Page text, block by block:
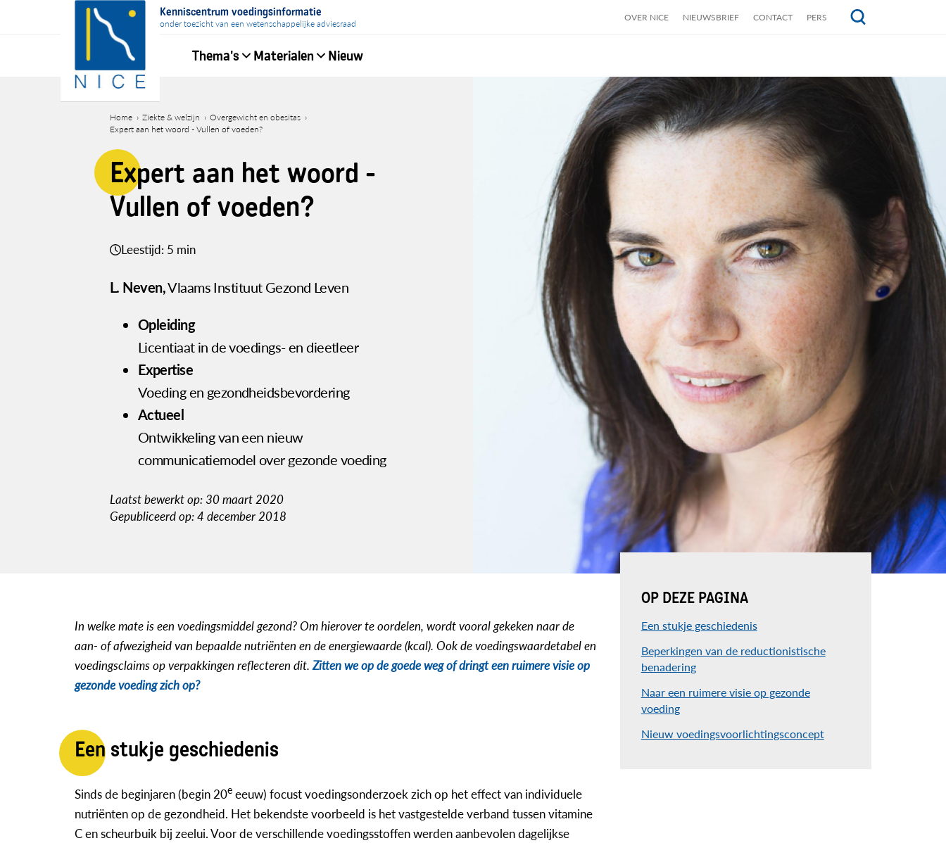
Kenniscentrum voedingsinformatie
onder toezicht van een wetenschappelijke adviesraad
OVER NICE NIEUWSBRIEF CONTACT PERS
Thema's Materialen Nieuw
Kruimelpad
Home Ziekte & welzijn
Overgewicht en obesitas
Expert aan het woord - Vullen of voeden?
Expert aan het woord -
Vullen of voeden?
Leestijd: 5 min
L. Neven,Vlaams Instituut Gezond Leven
Opleiding
Licentiaat in de voedings- en dieetleer
Expertise
Voeding en gezondheidsbevordering
Actueel
Ontwikkeling van een nieuw
communicatiemodel over gezonde voeding
Laatst bewerkt op: 30 maart 2020
Gepubliceerd op: 4 december 2018
In welke mate is een voedingsmiddel gezond? Om hierover te oordelen, wordt vooral gekeken naar de
aan- of afwezigheid van bepaalde nutriënten en de energiewaarde (kcal). Ook de voedingswaardetabel en
voedingsclaims op verpakkingen reflecteren dit.Zitten we op de goede weg of dringt een ruimere visie op
gezonde voeding zich op?
Een stukje geschiedenis
Sinds de beginjaren (begin 20e eeuw) focust voedingsonderzoek zich op het effect van individuele
nutriënten op de gezondheid. Het bekendste voorbeeld is het vastgestelde verband tussen vitamine
C en scheurbuik bij zeelui. Voor de verschillende voedingsstoffen werden aanbevolen dagelijkse
OP DEZE PAGINA
Een stukje geschiedenis
Beperkingen van de reductionistische
benadering
Naar een ruimere visie op gezonde
voeding
Nieuw voedingsvoorlichtingsconcept